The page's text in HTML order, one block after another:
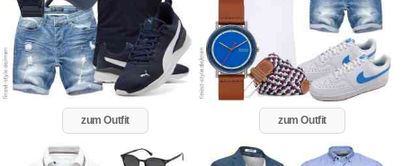
zum Outfit zum Outfit